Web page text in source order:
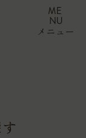
ME
NU
メニュー